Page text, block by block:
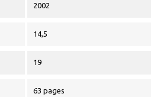
2002
14,5
19
63 pages